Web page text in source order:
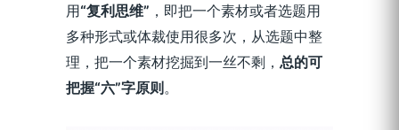
用“复利思维” ，即把一个素材或者选题用
多种形式或体裁使用很多次，从选题中整
理，把一个素材挖掘到一丝不剩， 总的可
把握“六”字原则。